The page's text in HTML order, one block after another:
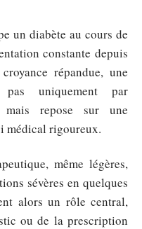
un diabète au cours de
constante depuis
répandue, une
uniquement par
mais repose sur une
médical rigoureux.
même légères,
sévères en quelques
alors un rôle central,
ou de la prescription